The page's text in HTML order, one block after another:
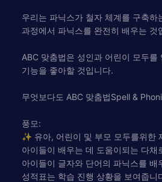
우리는 파닉스가 철자 체계를 구축
과정에서 파닉스를 완전히 배우는 것
ABC 맞춤법은 성인과 어린이 모두
기능을 좋아할 것입니다.
무엇보다도 ABC 맞춤법Spell &
풍모:
✨ 유아, 어린이 및 부모 모두를위한
아이들이 배우는 데 도움이되는 다채
아이들이 글자와 단어의 파닉스를 배
성적표는 학습 진행 상황을 보여줍니